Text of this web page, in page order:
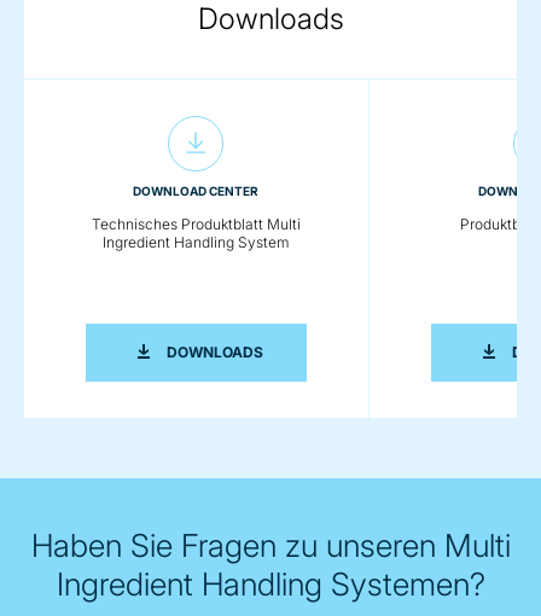
Downloads
DOWNLOAD CENTER
Technisches Produktblatt Multi
Ingredient Handling System
DOWNLOADSTECHNISCHES PRODUKTBLATT
Haben Sie Fragen zu unseren Multi
Ingredient Handling Systemen?